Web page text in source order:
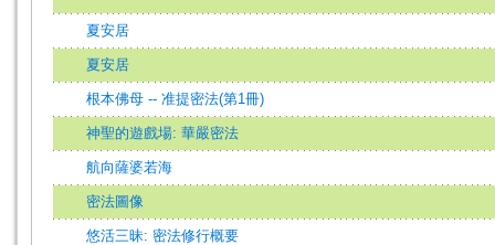
夏安居
夏安居
根本佛母 -- 准提密法(第1冊)
神聖的遊戲場: 華嚴密法
航向薩婆若海
密法圖像
悠活三昧: 密法修行概要